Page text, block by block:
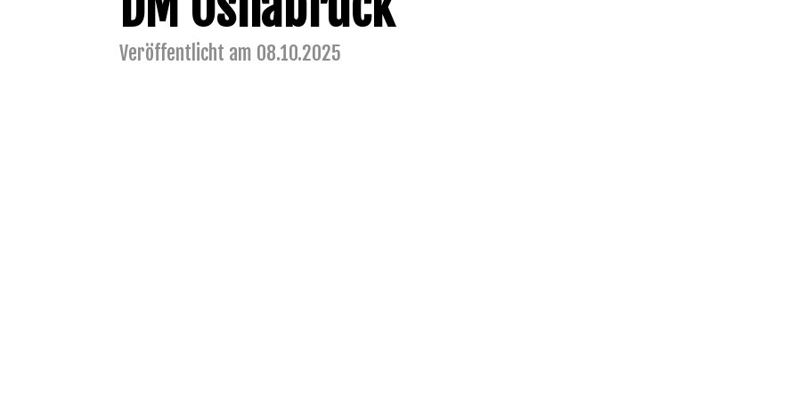
Veröffentlicht am 08.10.2025